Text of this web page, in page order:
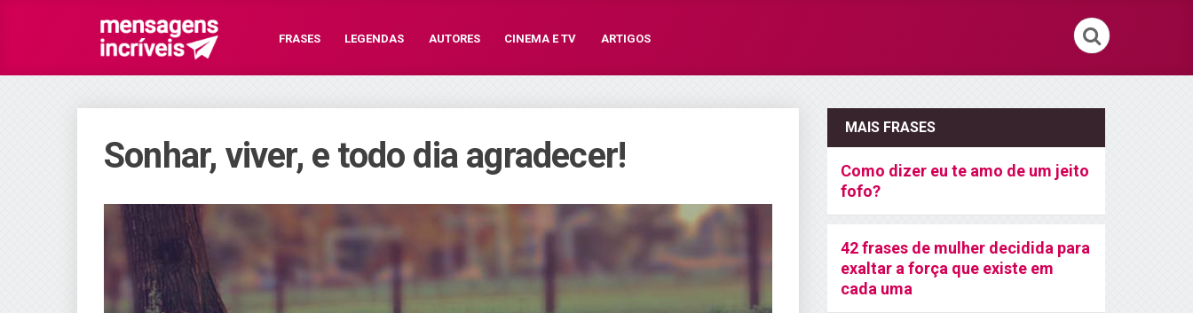
FRASES LEGENDAS AUTORES CINEMA E TV ARTIGOS
Sonhar, viver, e todo dia agradecer!
MAIS FRASES
Como dizer eu te amo de um jeito
fofo?
42 frases de mulher decidida para
exaltar a força que existe em
cada uma